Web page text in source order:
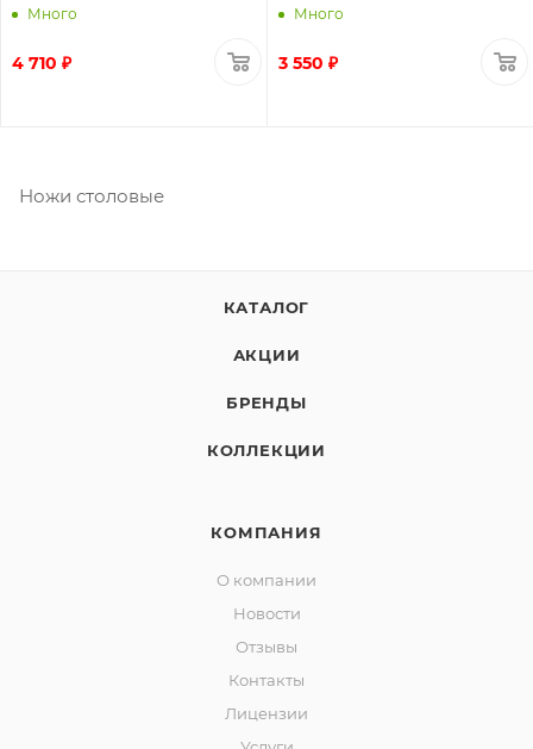
Много
4 710 ₽
Много
3 550 ₽
Ножи столовые
КАТАЛОГ
АКЦИИ
БРЕНДЫ
КОЛЛЕКЦИИ
КОМПАНИЯ
О компании
Новости
Отзывы
Контакты
Лицензии